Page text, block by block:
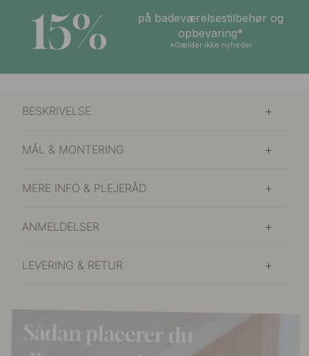
15%
på badeværelsestilbehør og
opbevaring*
*Gælder ikke nyheder
BESKRIVELSE
MÅL & MONTERING
MERE INFO & PLEJERÅD
ANMELDELSER
LEVERING & RETUR